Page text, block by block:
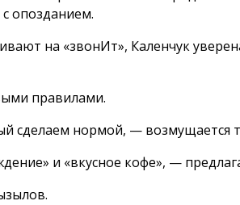
опозданием.
на «звонИт», Каленчук
правилами.
сделаем нормой, — возмущается
и «вкусное кофе», —